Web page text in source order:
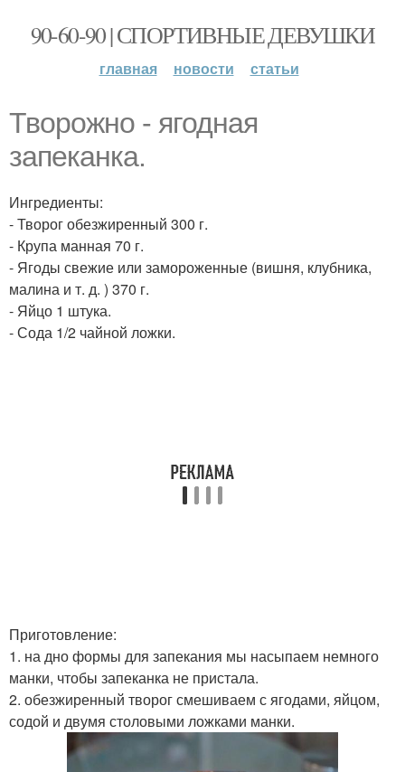
90-60-90 | СПОРТИВНЫЕ ДЕВУШКИ
главная новости статьи
Творожно - ягодная
запеканка.
Ингредиенты:
- Творог обезжиренный 300 г.
- Крупа манная 70 г.
- Ягоды свежие или замороженные (вишня, клубника,
малина и т. д. ) 370 г.
- Яйцо 1 штука.
- Сода 1/2 чайной ложки.
Приготовление:
1. на дно формы для запекания мы насыпаем немного
манки, чтобы запеканка не пристала.
2. обезжиренный творог смешиваем с ягодами, яйцом,
содой и двумя столовыми ложками манки.